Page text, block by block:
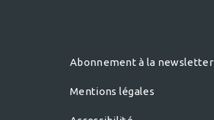
Abonnement à la newsletter
Mentions légales